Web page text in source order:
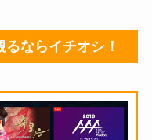
ならイチオシ！